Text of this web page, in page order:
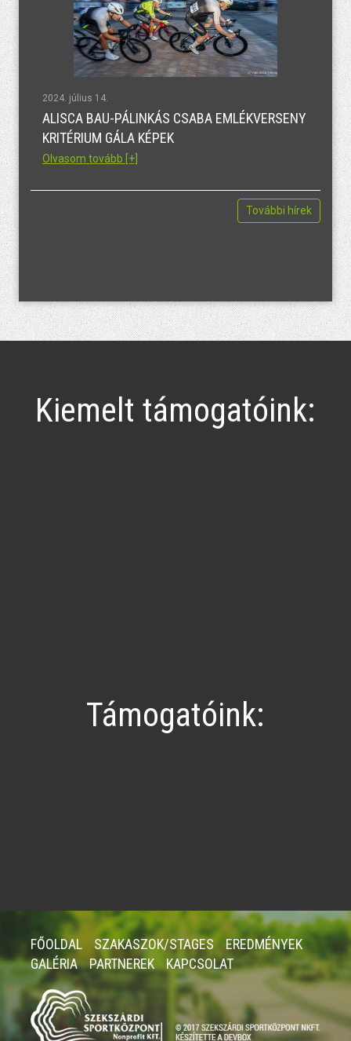
2024. július 14.
ALISCA BAU-PÁLINKÁS CSABA EMLÉKVERSENY
KRITÉRIUM GÁLA KÉPEK
Olvasom tovább [+]
További hírek
Kiemelt támogatóink:
Támogatóink:
FŐOLDAL SZAKASZOK/STAGES
EREDMÉNYEK
GALÉRIA
PARTNEREK KAPCSOLAT